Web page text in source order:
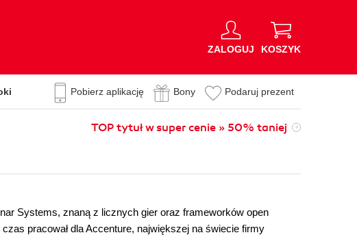
ZALOGUJ KOSZYK
Pobierz aplikację Bony Podaruj prezent
TOP tytuł w super cenie » 50% taniej
Systems, znaną z licznych gier oraz frameworków open
pracował dla Accenture, największej na świecie firmy